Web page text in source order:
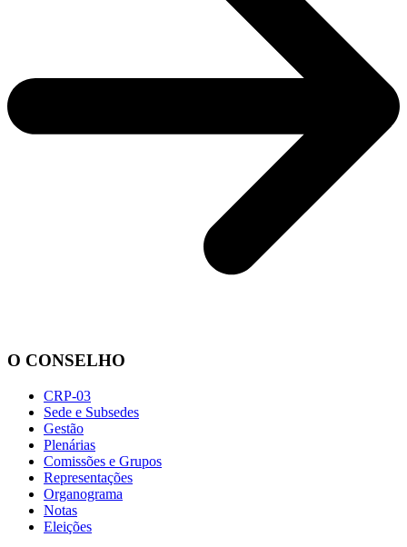
O CONSELHO
CRP-03
Sede e Subsedes
Gestão
Plenárias
Comissões e Grupos
Representações
Organograma
Notas
Eleições